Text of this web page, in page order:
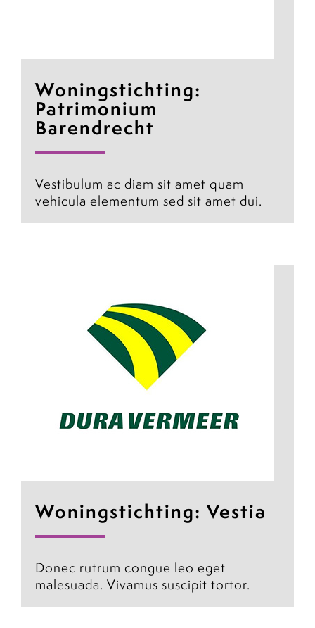
Woningstichting:
Patrimonium
Barendrecht
Vestibulum ac diam sit amet quam
vehicula elementum sed sit amet dui.
Woningstichting: Vestia
Donec rutrum congue leo eget
malesuada. Vivamus suscipit tortor.